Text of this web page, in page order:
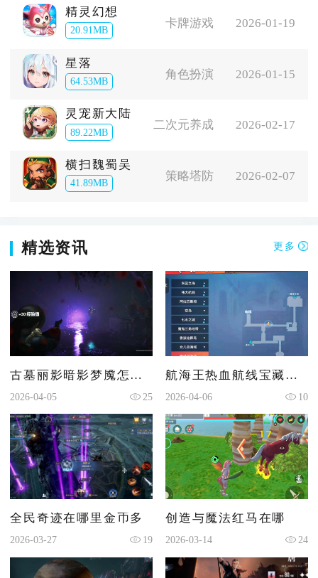
精灵幻想
20.91MB
卡牌游戏 2026-01-19
星落
64.53MB
角色扮演 2026-01-15
灵宠新大陆
89.22MB
二次元养成 2026-02-17
横扫魏蜀吴
41.89MB
策略塔防 2026-02-07
精选资讯 更多
古墓丽影暗影梦魇怎么进
2026-04-05 25
航海王热血航线宝藏探寻怎么玩
2026-04-06 10
全民奇迹在哪里金币多
2026-03-27 19
创造与魔法红马在哪
2026-03-14 24